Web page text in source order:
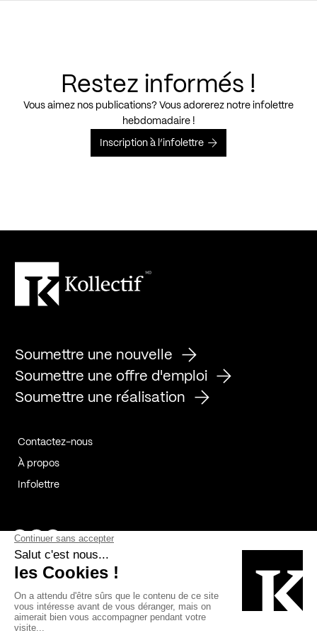
Restez informés !
Vous aimez nos publications? Vous adorerez notre infolettre
hebdomadaire !
Inscription à l’infolettre
Soumettre une nouvelle
Soumettre une offre d'emploi
Soumettre une réalisation
Contactez-nous
À propos
Infolettre
Page Facebook de Kollectif
Page Instagram de Kollectif
Page Linkedin de Kollectif